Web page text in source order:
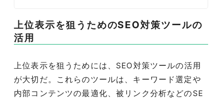
上位表示を狙うためのSEO対策ツールの
活用
上位表示を狙うためには、SEO対策ツールの活用
が大切だ。これらのツールは、キーワード選定や
内部コンテンツの最適化、被リンク分析などのSE